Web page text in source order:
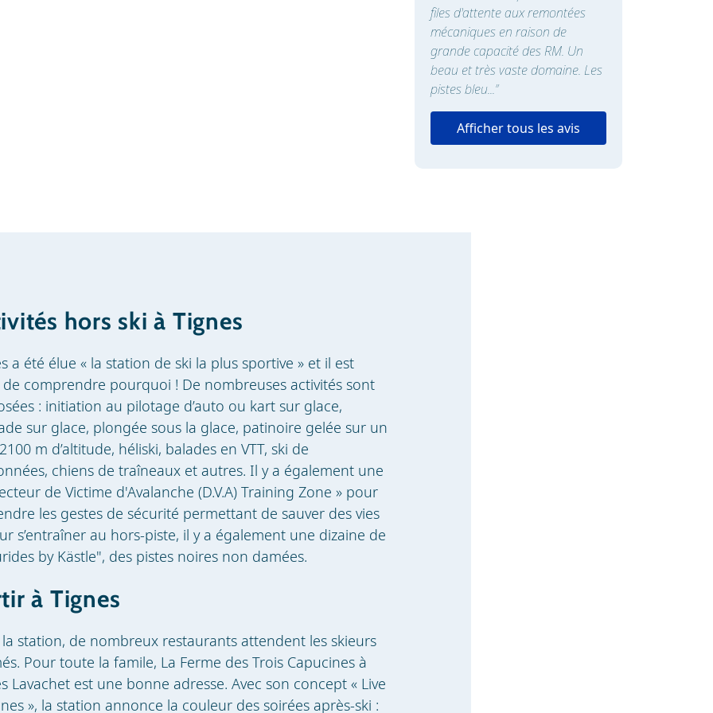
files d'attente aux remontées
mécaniques en raison de
grande capacité des RM. Un
beau et très vaste domaine. Les
pistes bleu...”
Afficher tous les avis
hors ski à Tignes
a été élue « la station de ski la plus sportive » et il est
comprendre pourquoi ! De nombreuses activités sont
: initiation au pilotage d’auto ou kart sur glace,
sur glace, plongée sous la glace, patinoire gelée sur un
m d’altitude, héliski, balades en VTT, ski de
chiens de traîneaux et autres. Il y a également une
de Victime d'Avalanche (D.V.A) Training Zone » pour
les gestes de sécurité permettant de sauver des vies
s’entraîner au hors-piste, il y a également une dizaine de
by Kästle", des pistes noires non damées.
à Tignes
station, de nombreux restaurants attendent les skieurs
Pour toute la famile, La Ferme des Trois Capucines à
Lavachet est une bonne adresse. Avec son concept « Live
», la station annonce la couleur des soirées après-ski :